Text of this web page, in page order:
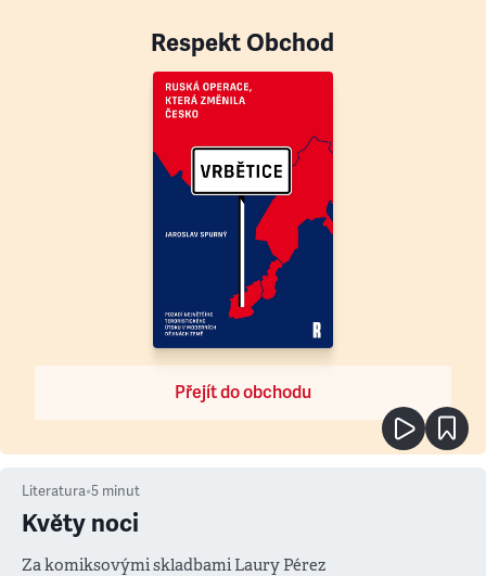
Respekt Obchod
Přejít do obchodu
Literatura•5 minut
Květy noci
Za komiksovými skladbami Laury Pérez